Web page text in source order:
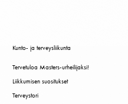
Kunto- ja terveysliikunta
Tervetuloa Masters-urheilijaksi!
Liikkumisen suositukset
Terveystori